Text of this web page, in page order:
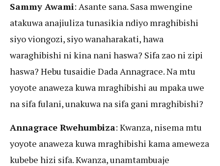
Sammy Awami: Asante sana. Sasa mwengine
atakuwa anajiuliza tunasikia ndiyo mraghibishi
siyo viongozi, siyo wanaharakati, hawa
waraghibishi ni kina nani haswa? Sifa zao ni zipi
haswa? Hebu tusaidie Dada Annagrace. Na mtu
yoyote anaweza kuwa mraghibishi au mpaka uwe
na sifa fulani, unakuwa na sifa gani mraghibishi?
Annagrace Rwehumbiza: Kwanza, nisema mtu
yoyote anaweza kuwa mraghibishi kama ameweza
kubebe hizi sifa. Kwanza, unamtambuaje